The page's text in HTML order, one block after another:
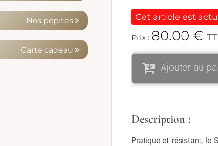
Nos pépites
Carte cadeau
Cet article est
Prix : 80.00 €
Ajouter au
Description :
Pratique et résistant, le